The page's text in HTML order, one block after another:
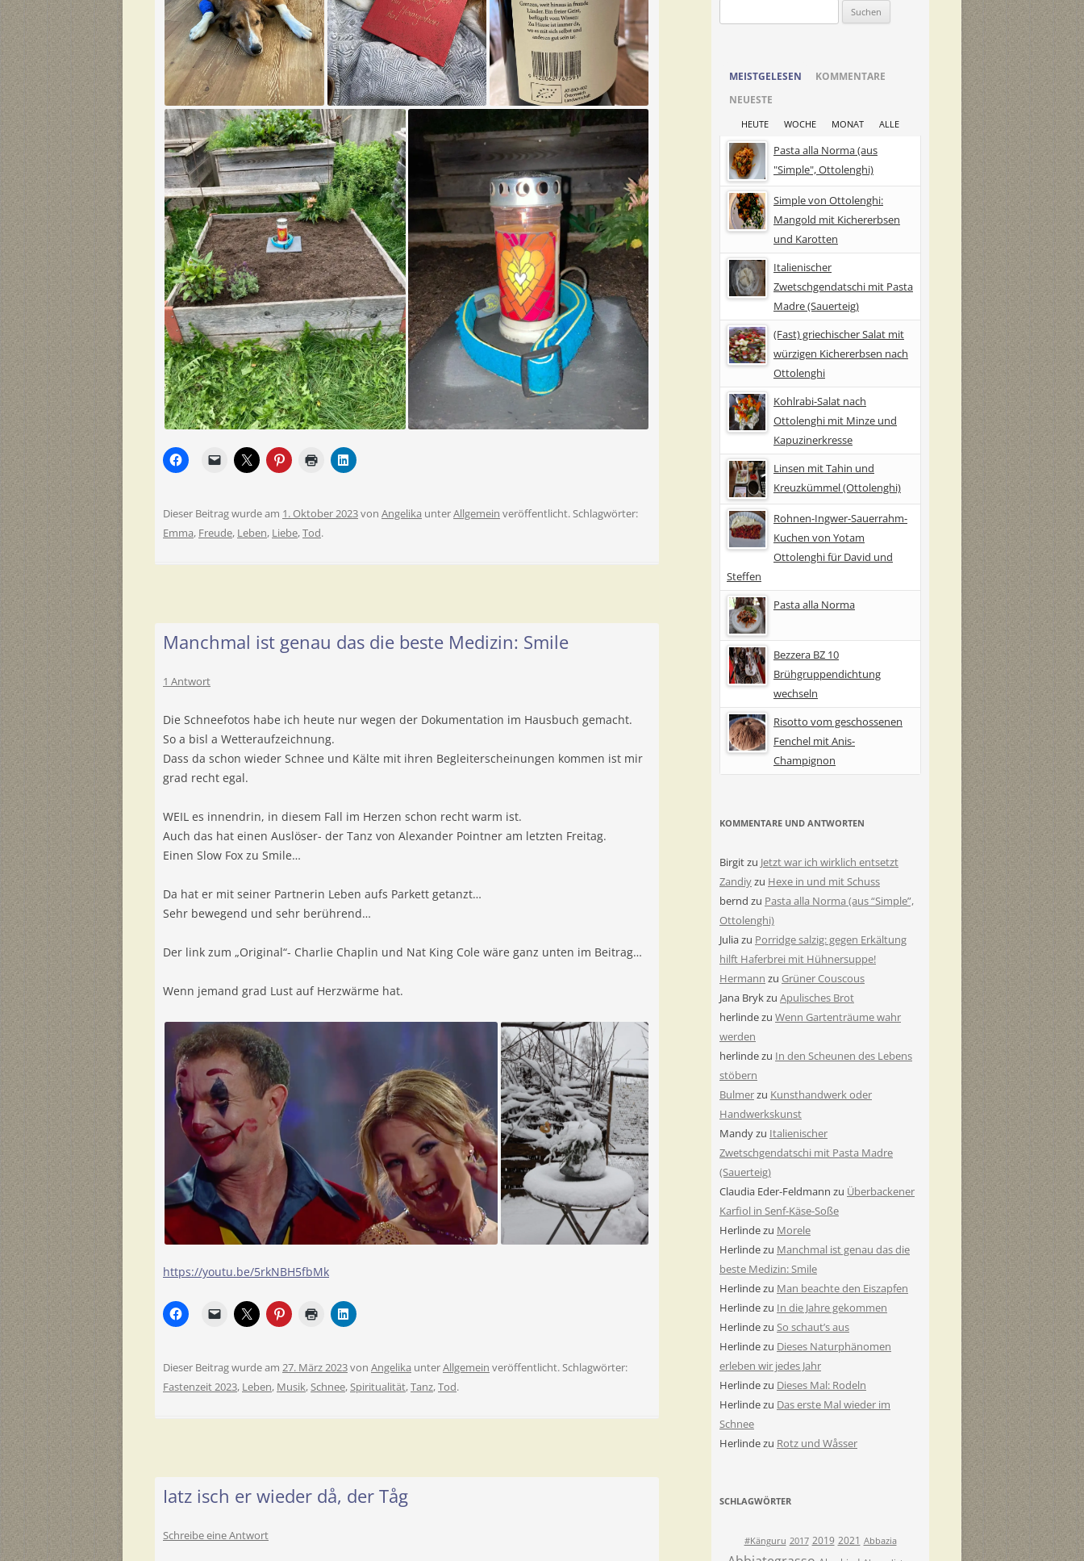
Dieser Beitrag wurde am 1. Oktober 2023von Angelika unterAllgemein veröffentlicht. Schlagwörter:
Emma, Freude, Leben, Liebe,Tod.
Manchmal ist genau das die beste Medizin: Smile
1 Antwort
Die Schneefotos habe ich heute nur wegen der Dokumentation im Hausbuch gemacht.
So a bisl a Wetteraufzeichnung.
Dass da schon wieder Schnee und Kälte mit ihren Begleiterscheinungen kommen ist mir
grad recht egal.
WEIL es innendrin, in diesem Fall im Herzen schon recht warm ist.
Auch das hat einen Auslöser- der Tanz von Alexander Pointner am letzten Freitag.
Einen Slow Fox zu Smile…
Da hat er mit seiner Partnerin Leben aufs Parkett getanzt…
Sehr bewegend und sehr berührend…
Der link zum „Original“- Charlie Chaplin und Nat King Cole wäre ganz unten im Beitrag…
Wenn jemand grad Lust auf Herzwärme hat.
https://youtu.be/5rkNBH5fbMk
Dieser Beitrag wurde am 27. März 2023von Angelika unterAllgemein veröffentlicht. Schlagwörter:
Fastenzeit 2023, Leben, Musik,Schnee,Spiritualität,Tanz,Tod.
Iatz isch er wieder då, der Tåg
Schreibe eine Antwort
nach:
MEISTGELESEN
KOMMENTARE
NEUESTE
HEUTE WOCHE MONAT ALLE
Pasta alla Norma (aus
"Simple", Ottolenghi)
Simple von Ottolenghi:
Mangold mit Kichererbsen
und Karotten
Italienischer
Zwetschgendatschi mit Pasta
Madre (Sauerteig)
(Fast) griechischer Salat mit
würzigen Kichererbsen nach
Ottolenghi
Kohlrabi-Salat nach
Ottolenghi mit Minze und
Kapuzinerkresse
Linsen mit Tahin und
Kreuzkümmel (Ottolenghi)
Rohnen-Ingwer-Sauerrahm-
Kuchen von Yotam
Ottolenghi für David und
Steffen
Pasta alla Norma
Bezzera BZ 10
Brühgruppendichtung
wechseln
Risotto vom geschossenen
Fenchel mit Anis-
Champignon
KOMMENTARE UND ANTWORTEN
Birgitzu Jetzt war ich wirklich entsetzt
Zandiyzu Hexe in und mit Schuss
bernd zu Pasta alla Norma (aus “Simple”,
Ottolenghi)
Juliazu Porridge salzig: gegen Erkältung
hilft Haferbrei mit Hühnersuppe!
Hermann zu Grüner Couscous
Jana Brykzu Apulisches Brot
herlindezu Wenn Gartenträume wahr
werden
herlindezu In den Scheunen des Lebens
stöbern
Bulmerzu Kunsthandwerk oder
Handwerkskunst
Mandyzu Italienischer
Zwetschgendatschi mit Pasta Madre
(Sauerteig)
Claudia Eder-Feldmann zu Überbackener
Karfiol in Senf-Käse-Soße
Herlindezu Morele
Herlindezu Manchmal ist genau das die
beste Medizin: Smile
Herlindezu Man beachte den Eiszapfen
Herlindezu In die Jahre gekommen
Herlindezu So schaut’s aus
Herlindezu Dieses Naturphänomen
erleben wir jedes Jahr
Herlindezu Dieses Mal: Rodeln
Herlindezu Das erste Mal wieder im
Schnee
Herlindezu Rotz und Wåsser
SCHLAGWÖRTER
#Känguru 2017 2019 2021 Abbazia